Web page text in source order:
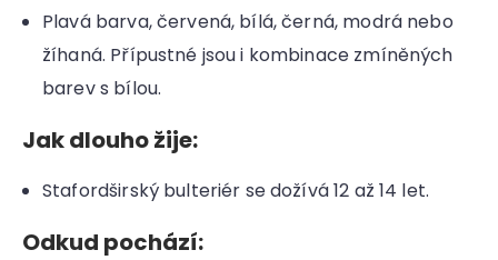
Plavá barva, červená, bílá, černá, modrá nebo
žíhaná. Přípustné jsou i kombinace zmíněných
barev s bílou.
Jak dlouho žije:
Stafordširský bulteriér se dožívá 12 až 14 let.
Odkud pochází: